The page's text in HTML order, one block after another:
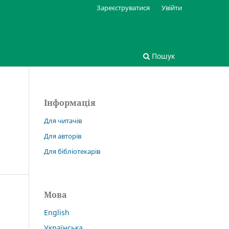
Пошук
Зареєструватися Увійти
Інформація
Для читачів
Для авторів
Для бібліотекарів
Мова
English